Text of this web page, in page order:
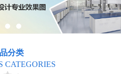
分类
CATEGORIES